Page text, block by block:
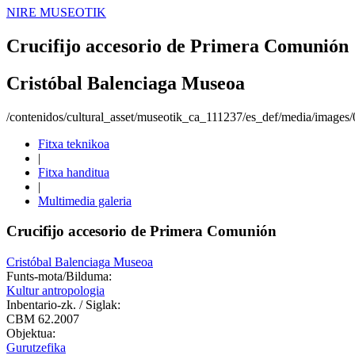
NIRE MUSEOTIK
Crucifijo accesorio de Primera Comunión
Cristóbal Balenciaga Museoa
/contenidos/cultural_asset/museotik_ca_111237/es_def/media/
Fitxa teknikoa
|
Fitxa handitua
|
Multimedia galeria
Crucifijo accesorio de Primera Comunión
Cristóbal Balenciaga Museoa
Funts-mota/Bilduma:
Kultur antropologia
Inbentario-zk. / Siglak:
CBM 62.2007
Objektua:
Gurutzefika